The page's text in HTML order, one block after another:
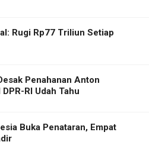
Rugi Rp77 Triliun Setiap
Penahanan Anton
RI Udah Tahu
Buka Penataran, Empat